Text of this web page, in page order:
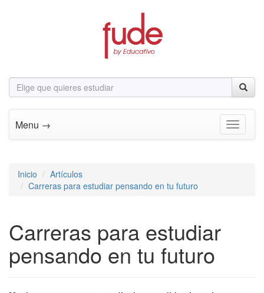
Menu → Toggle
Inicio
Artículos
Carreras para estudiar pensando en tu futuro
Carreras para estudiar
pensando en tu futuro